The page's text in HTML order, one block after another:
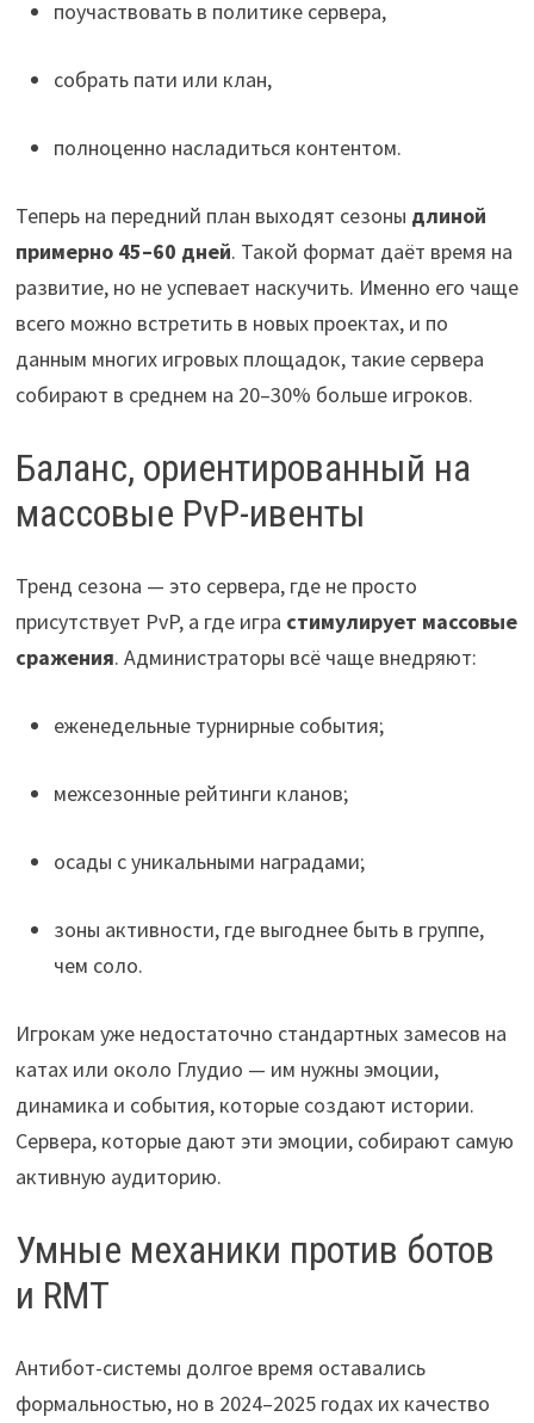
поучаствовать в политике сервера,
собрать пати или клан,
полноценно насладиться контентом.
Теперь на передний план выходят сезоны длиной
примерно 45–60 дней. Такой формат даёт время на
развитие, но не успевает наскучить. Именно его чаще
всего можно встретить в новых проектах, и по
данным многих игровых площадок, такие сервера
собирают в среднем на 20–30% больше игроков.
Баланс, ориентированный на
массовые PvP-ивенты
Тренд сезона — это сервера, где не просто
присутствует PvP, а где игра стимулирует массовые
сражения. Администраторы всё чаще внедряют:
еженедельные турнирные события;
межсезонные рейтинги кланов;
осады с уникальными наградами;
зоны активности, где выгоднее быть в группе,
чем соло.
Игрокам уже недостаточно стандартных замесов на
катах или около Глудио — им нужны эмоции,
динамика и события, которые создают истории.
Сервера, которые дают эти эмоции, собирают самую
активную аудиторию.
Умные механики против ботов
и RMT
Антибот-системы долгое время оставались
формальностью, но в 2024–2025 годах их качество